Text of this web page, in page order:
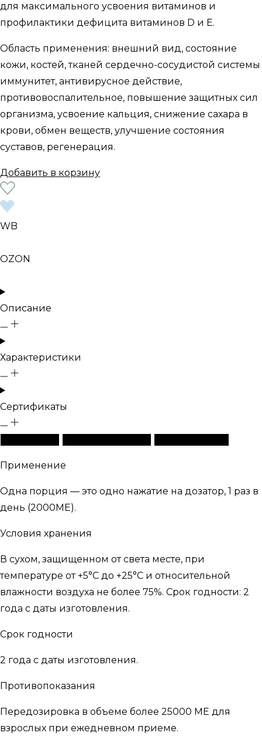
для максимального усвоения витаминов и
профилактики дефицита витаминов D и E.
Область применения: внешний вид, состояние
кожи, костей, тканей сердечно-сосудистой системы
иммунитет, антивирусное действие,
противовоспалительное, повышение защитных сил
организма, усвоение кальция, снижение сахара в
крови, обмен веществ, улучшение состояния
суставов, регенерация.
Добавить в корзину
WB
OZON
Описание
Характеристики
Сертификаты
Применение
Одна порция — это одно нажатие на дозатор, 1 раз в
день (2000МЕ).
Условия хранения
В сухом, защищенном от света месте, при
температуре от +5°С до +25°С и относительной
влажности воздуха не более 75%. Срок годности: 2
года с даты изготовления.
Срок годности
2 года с даты изготовления.
Противопоказания
Передозировка в объеме более 25000 МЕ для
взрослых при ежедневном приеме.